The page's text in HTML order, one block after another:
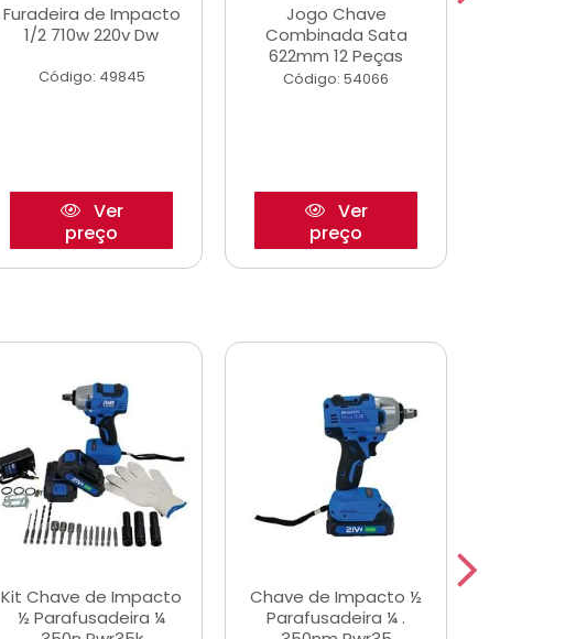
Furadeira de Impacto
1/2 710w 220v Dw
Código: 49845
Ver
preço
Jogo Chave
Combinada Sata
622mm 12 Peças
Código: 54066
Ver
preço
Kit Chave de Impacto
½ Parafusadeira ¼
Chave de Impacto ½
Parafusadeira ¼ .